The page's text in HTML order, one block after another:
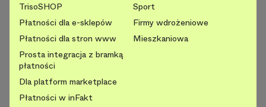
TrisoSHOP
Płatności dla e-sklepów
Płatności dla stron www
Prosta integracja z bramką
płatności
Dla platform marketplace
Płatności w inFakt
Sport
Firmy wdrożeniowe
Mieszkaniowa